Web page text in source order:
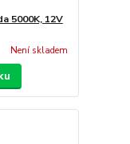
5000K, 12V
Není skladem